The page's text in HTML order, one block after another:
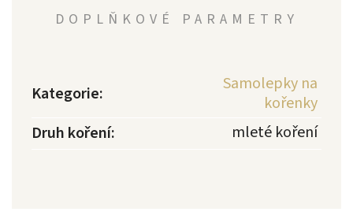
DOPLŇKOVÉ PARAMETRY
Kategorie:
Samolepky na
kořenky
Druh koření: mleté koření